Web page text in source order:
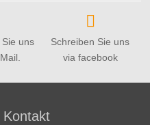
uns
Schreiben Sie uns
via facebook
Kontakt